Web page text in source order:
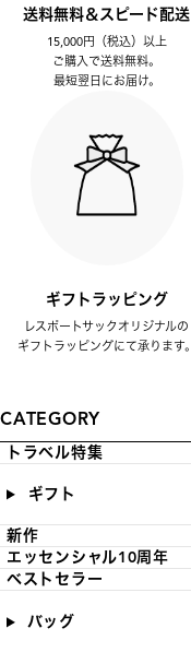
送料無料＆スピード配送
15,000円（税込）以上
ご購入で送料無料。
最短翌日にお届け。
ギフトラッピング
レスポートサックオリジナルの
ギフトラッピングにて承ります。
CATEGORY
トラベル特集
ギフト
新作
エッセンシャル10周年
ベストセラー
バッグ